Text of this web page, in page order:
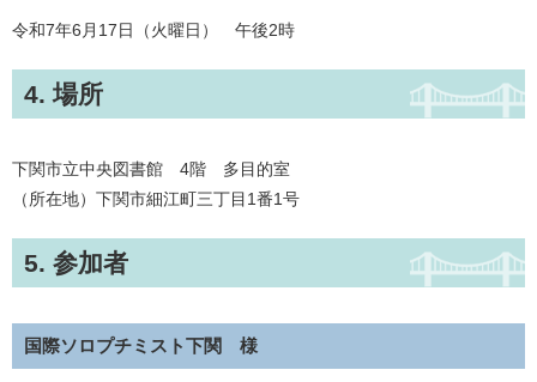
令和7年6月17日（火曜日） 午後2時
4. 場所
下関市立中央図書館 4階 多目的室
（所在地）下関市細江町三丁目1番1号
5. 参加者
国際ソロプチミスト下関 様